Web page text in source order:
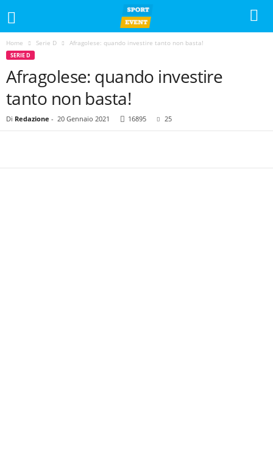
Home Serie D Afragolese: quando investire tanto non basta!
SERIE D
Afragolese: quando investire
tanto non basta!
Di Redazione - 20 Gennaio 2021 16895 25